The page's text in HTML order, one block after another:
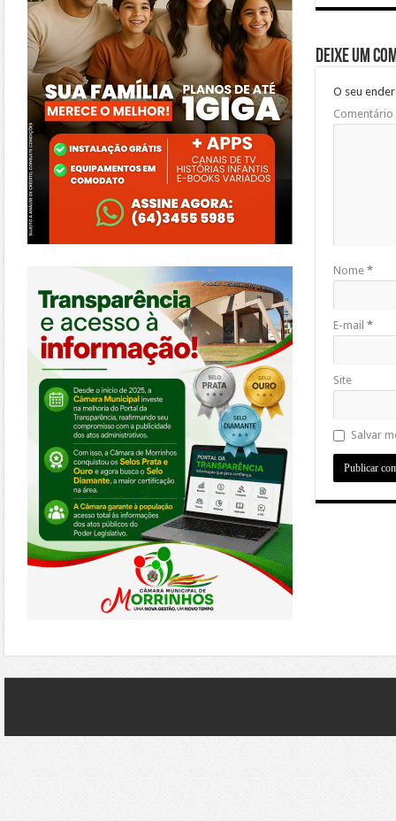
Deixe um
O seu
Comentário
Nome *
E-mail *
Site
Salvar
https://morrinhos.go.leg.br/